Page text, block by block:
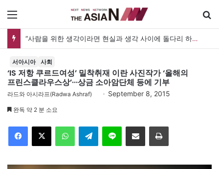
“사람을 위한 생각이라면 현실과 생각 사이에 돌다리 하나는 놓아야 하지 않을까”
서아시아 사회
‘IS 저항 쿠르드여성’ 밀착취재 이란 사진작가 ‘올해의
프린스클라우스상’···상금 소아암단체 등에 기부
라드와 아시라프(Radwa Ashraf) September 8, 2015
완독 약 2 분 소요
Telegram 이메일